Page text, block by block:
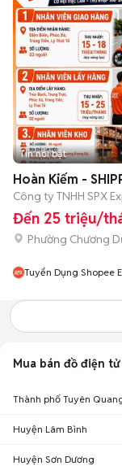
Tin nổi bật
Hoàn Kiếm -
Công ty TNHH SPX
Đến 25 triệu/
Phường Chương
Tuyển Dụng Shopee
Mua bán đồ điện tử
Thành phố Tuyên
Huyện Lâm Bình
Huyện Sơn Dương